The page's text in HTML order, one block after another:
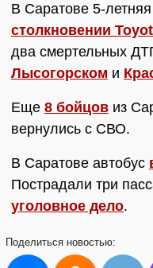
В Саратове 5-
столкновении
два смертельных
Лысогорском и
Еще 8 бойцов из
вернулись с СВО.
В Саратове автобус
Пострадали три
уголовное дело.
Поделиться новостью: